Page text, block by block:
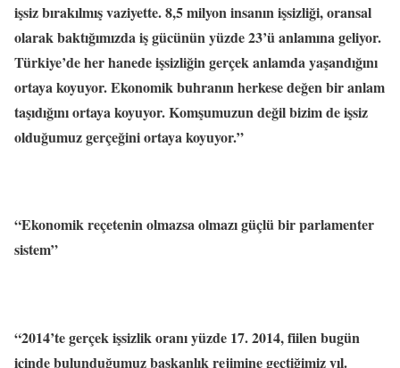
işsiz bırakılmış vaziyette. 8,5 milyon insanın işsizliği, oransal
olarak baktığımızda iş gücünün yüzde 23’ü anlamına geliyor.
Türkiye’de her hanede işsizliğin gerçek anlamda yaşandığını
ortaya koyuyor. Ekonomik buhranın herkese değen bir anlam
taşıdığını ortaya koyuyor. Komşumuzun değil bizim de işsiz
olduğumuz gerçeğini ortaya koyuyor.”
“Ekonomik reçetenin olmazsa olmazı güçlü bir parlamenter
sistem”
“2014’te gerçek işsizlik oranı yüzde 17. 2014, fiilen bugün
içinde bulunduğumuz başkanlık rejimine geçtiğimiz yıl.